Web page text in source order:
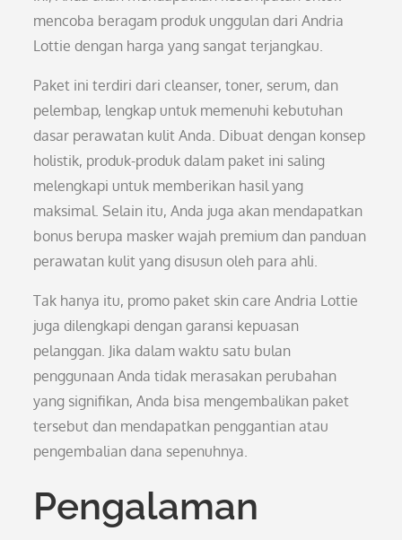
mencoba beragam produk unggulan dari Andria
Lottie dengan harga yang sangat terjangkau.
Paket ini terdiri dari cleanser, toner, serum, dan
pelembap, lengkap untuk memenuhi kebutuhan
dasar perawatan kulit Anda. Dibuat dengan konsep
holistik, produk-produk dalam paket ini saling
melengkapi untuk memberikan hasil yang
maksimal. Selain itu, Anda juga akan mendapatkan
bonus berupa masker wajah premium dan panduan
perawatan kulit yang disusun oleh para ahli.
Tak hanya itu, promo paket skin care Andria Lottie
juga dilengkapi dengan garansi kepuasan
pelanggan. Jika dalam waktu satu bulan
penggunaan Anda tidak merasakan perubahan
yang signifikan, Anda bisa mengembalikan paket
tersebut dan mendapatkan penggantian atau
pengembalian dana sepenuhnya.
Pengalaman